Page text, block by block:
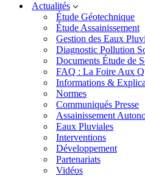
Actualités
Étude Géotechnique
Étude Assainissement
Gestion des Eaux
Diagnostic Pollution
Documents Étude de
FAQ : La Foire Aux
Informations &
Normes
Communiqués Presse
Assainissement
Eaux Pluviales
Interventions
Développement
Partenariats
Vidéos